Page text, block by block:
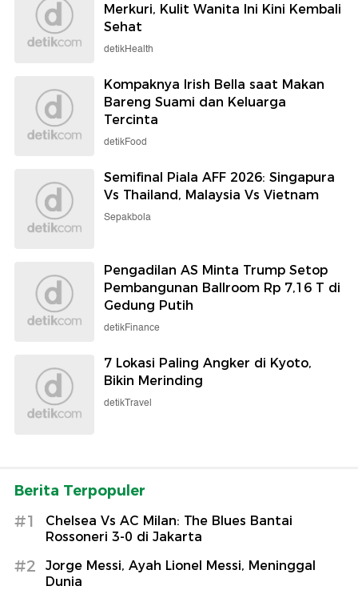
Merkuri, Kulit Wanita Ini Kini Kembali
Sehat
detikHealth
Kompaknya Irish Bella saat Makan
Bareng Suami dan Keluarga
Tercinta
detikFood
Semifinal Piala AFF 2026: Singapura
Vs Thailand, Malaysia Vs Vietnam
Sepakbola
Pengadilan AS Minta Trump Setop
Pembangunan Ballroom Rp 7,16 T di
Gedung Putih
detikFinance
7 Lokasi Paling Angker di Kyoto,
Bikin Merinding
detikTravel
Berita Terpopuler
#1
Chelsea Vs AC Milan: The Blues Bantai
Rossoneri 3-0 di Jakarta
#2
Jorge Messi, Ayah Lionel Messi, Meninggal
Dunia